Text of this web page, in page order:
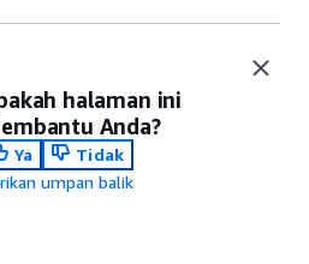
halaman ini
Anda?
Ya
Tidak
umpan balik